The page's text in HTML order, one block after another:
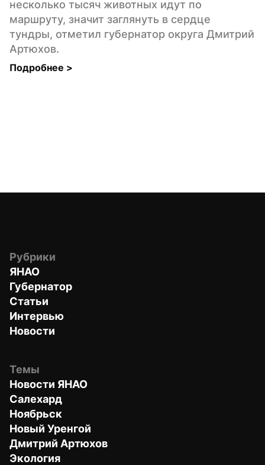
несколько тысяч животных идут по
маршруту, значит заглянуть в сердце
тундры, отметил губернатор округа Дмитрий
Артюхов.
Подробнее >
Рубрики
ЯНАО
Губернатор
Статьи
Интервью
Новости
Темы
Новости ЯНАО
Салехард
Ноябрьск
Новый Уренгой
Дмитрий Артюхов
Экология